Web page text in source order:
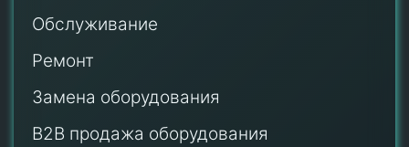
Обслуживание
Ремонт
Замена оборудования
B2B продажа оборудования